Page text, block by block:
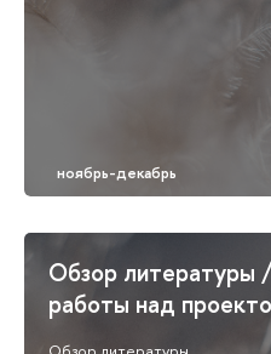
Обзор литературы
работы над